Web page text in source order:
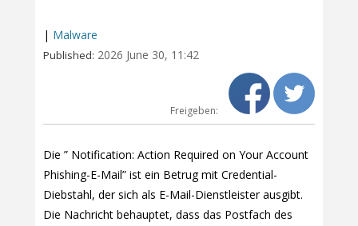
| Malware
Published: 2026 June 30, 11:42
Freigeben:
Die ” Notification: Action Required on Your Account
Phishing-E-Mail” ist ein Betrug mit Credential-
Diebstahl, der sich als E-Mail-Dienstleister ausgibt.
Die Nachricht behauptet, dass das Postfach des